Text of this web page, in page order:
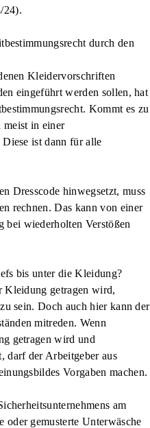
24).
durch den
Kleidervorschriften
eingeführt werden sollen, hat
Kommt es zu
meist in einer
ist dann für alle
Dresscode hinwegsetzt, muss
rechnen. Das kann von einer
wiederholten Verstößen
bis unter die Kleidung?
Kleidung getragen wird,
sein. Doch auch hier kann der
mitreden. Wenn
getragen wird und
darf der Arbeitgeber aus
Vorgaben machen.
am
gemusterte Unterwäsche